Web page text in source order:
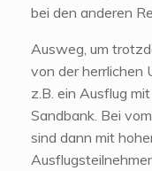
bei den anderen
Ausweg, um
von der herrlichen
z.B. ein Ausflug
Sandbank. Bei
sind dann mit